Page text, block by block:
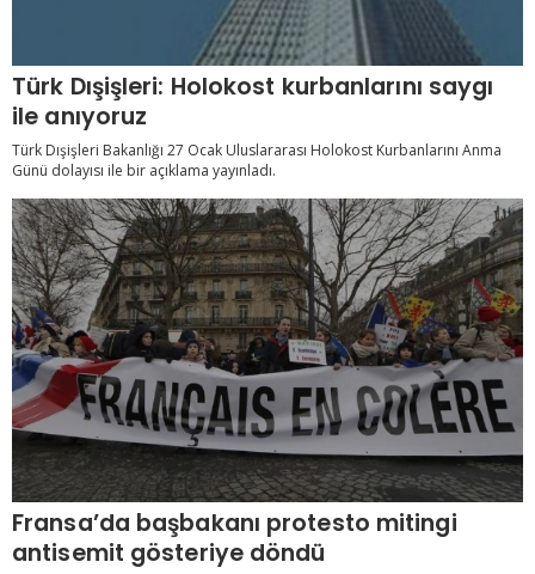
Türk Dışişleri: Holokost kurbanlarını saygı
ile anıyoruz
Türk Dışişleri Bakanlığı 27 Ocak Uluslararası Holokost Kurbanlarını Anma
Günü dolayısı ile bir açıklama yayınladı.
Fransa’da başbakanı protesto mitingi
antisemit gösteriye döndü